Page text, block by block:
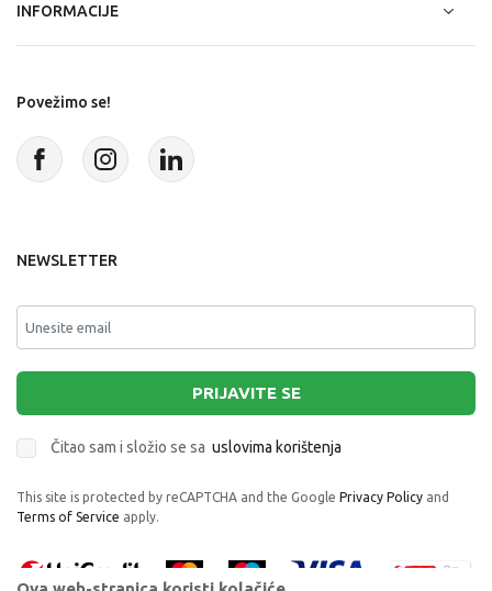
INFORMACIJE
Povežimo se!
NEWSLETTER
PRIJAVITE SE
Čitao sam i složio se sa uslovima korištenja
This site is protected by reCAPTCHA and the Google Privacy Policy and
Terms of Service apply.